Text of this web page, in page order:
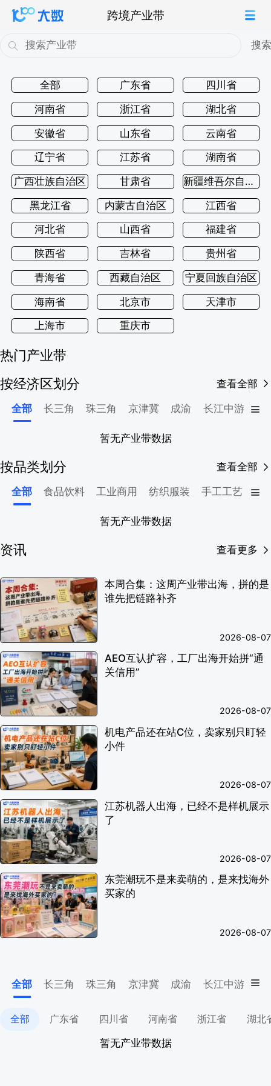
跨境产业带
搜
全部 广东省
四川省
河南省
浙江省
湖北省
安徽省
山东省
云南省
辽宁省
江苏省
湖南省
广西壮族自治区
甘肃省
新疆维吾尔自治区
黑龙江省
内蒙古自治区
江西省
河北省
山西省
福建省
陕西省
吉林省
贵州省
青海省
西藏自治区
宁夏回族自治区
海南省
北京市
天津市
上海市
重庆市
热门产业带
按经济区划分
查看全部
全部 长三角 珠三角 京津冀 成渝 长江中游 东
暂无产业带数据
按品类划分 查看全部
全部 食品饮料 工业商用 纺织服装 手工工艺 家
暂无产业带数据
资讯 查看更多
本周合集：这周产业带出海，拼的是
谁先把链路补齐
2026-08-07
AEO互认扩容，工厂出海开始拼“通
关信用”
2026-08-07
机电产品还在站C位，卖家别只盯轻
小件
2026-08-07
江苏机器人出海，已经不是样机展示
了
2026-08-07
东莞潮玩不是来卖萌的，是来找海外
买家的
2026-08-07
全部 长三角 珠三角 京津冀 成渝 长江中游 东
全部 广东省 四川省 河南省 浙江省 湖北
暂无产业带数据